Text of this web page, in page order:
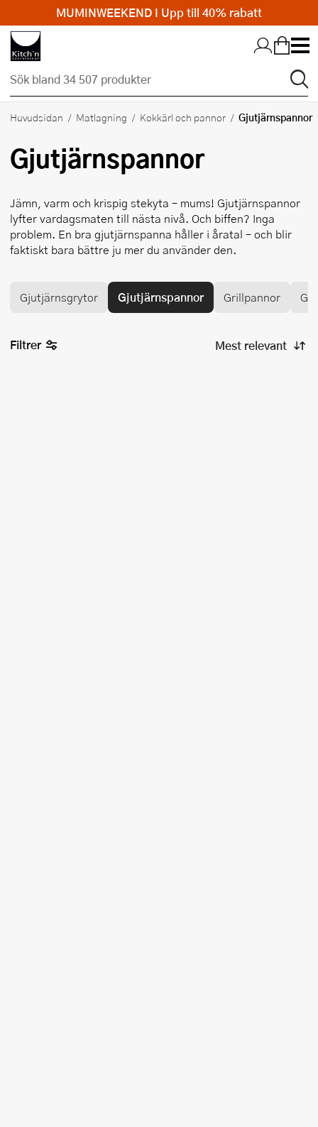
Hopp till huvudinnehållet
Huvudsidan Matlagning Kokkärl och pannor Gjutjärnspannor
Gjutjärnspannor
Jämn, varm och krispig stekyta – mums! Gjutjärnspannor
lyfter vardagsmaten till nästa nivå. Och biffen? Inga
problem. En bra gjutjärnspanna håller i åratal – och blir
faktiskt bara bättre ju mer du använder den.
Gjutjärnsgrytor Gjutjärnspannor Grillpannor
Filtrer
MUMINWEEKEND I Upp till 40% rabatt